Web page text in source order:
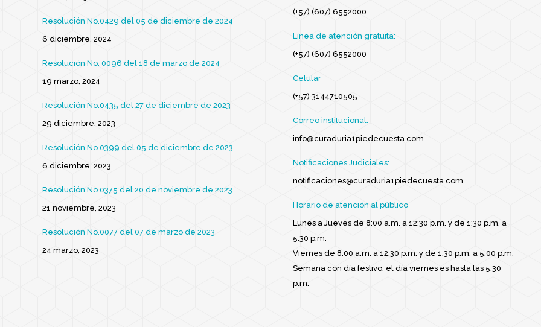
Resolución No.0429 del 05 de diciembre de 2024
6 diciembre, 2024
Resolución No. 0096 del 18 de marzo de 2024
19 marzo, 2024
Resolución No.0435 del 27 de diciembre de 2023
29 diciembre, 2023
Resolución No.0399 del 05 de diciembre de 2023
6 diciembre, 2023
Resolución No.0375 del 20 de noviembre de 2023
21 noviembre, 2023
Resolución No.0077 del 07 de marzo de 2023
24 marzo, 2023
(+57) (607) 6552000
Línea de atención gratuita:
(+57) (607) 6552000
Celular
(+57) 3144710505
Correo institucional:
info@curaduria1piedecuesta.com
Notificaciones Judiciales:
notificaciones@curaduria1piedecuesta.com
Horario de atención al público
Lunes a Jueves de 8:00 a.m. a 12:30 p.m. y de 1:30 p.m. a
5:30 p.m.
Viernes de 8:00 a.m. a 12:30 p.m. y de 1:30 p.m. a 5:00 p.m.
Semana con día festivo, el día viernes es hasta las 5:30
p.m.